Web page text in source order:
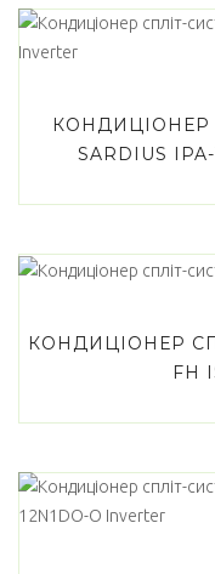
КОНДИЦІОНЕР
SARDIUS
КОНДИЦІОНЕР
FH